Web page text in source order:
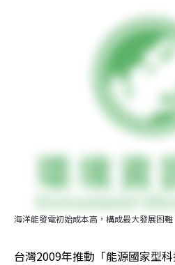
海洋能發電初始成本高，構成最大發展困難
台灣2009年推動「能源國家型